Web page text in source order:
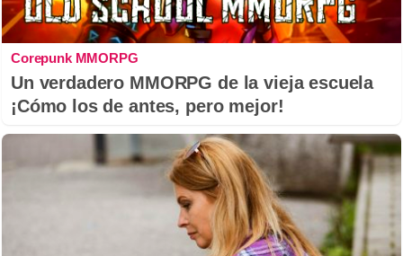
Corepunk MMORPG
Un verdadero MMORPG de la vieja escuela
¡Cómo los de antes, pero mejor!